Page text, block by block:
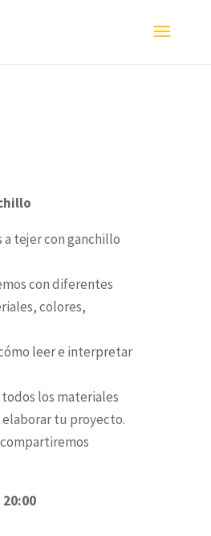
tejer con ganchillo
con diferentes
colores,
leer e interpretar
los materiales
elaborar tu proyecto.
20:00